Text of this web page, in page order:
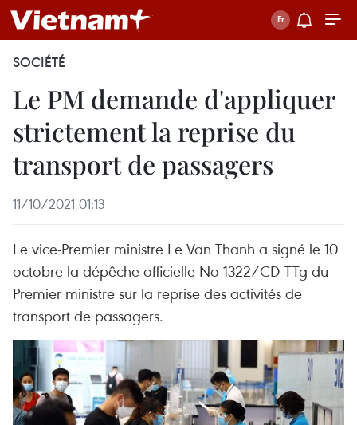
SOCIÉTÉ
Le PM demande d'appliquer
strictement la reprise du
transport de passagers
11/10/2021 01:13
Le vice-Premier ministre Le Van Thanh a signé le 10
octobre la dépêche officielle No 1322/CD-TTg du
Premier ministre sur la reprise des activités de
transport de passagers.